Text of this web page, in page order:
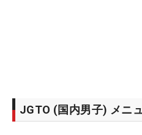
JGTO (国内男子) メニ